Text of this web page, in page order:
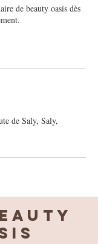
de beauty oasis dès
de Saly, Saly,